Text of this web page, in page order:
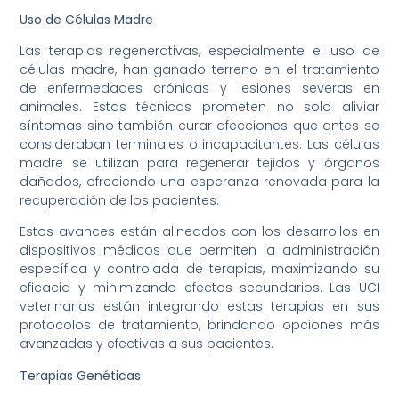
Uso de Células Madre
Las terapias regenerativas, especialmente el uso de
células madre, han ganado terreno en el tratamiento
de enfermedades crónicas y lesiones severas en
animales. Estas técnicas prometen no solo aliviar
síntomas sino también curar afecciones que antes se
consideraban terminales o incapacitantes. Las células
madre se utilizan para regenerar tejidos y órganos
dañados, ofreciendo una esperanza renovada para la
recuperación de los pacientes.
Estos avances están alineados con los desarrollos en
dispositivos médicos que permiten la administración
específica y controlada de terapias, maximizando su
eficacia y minimizando efectos secundarios. Las UCI
veterinarias están integrando estas terapias en sus
protocolos de tratamiento, brindando opciones más
avanzadas y efectivas a sus pacientes.
Terapias Genéticas